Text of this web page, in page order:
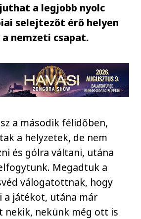
a legjobb nyolc
selejtezőt érő helyen
nemzeti csapat.
a második félidőben,
a helyzetek, de nem
és gólra váltani, utána
Megadtuk a
válogatottnak, hogy
a játékot, utána már
nekik, nekünk még ott is